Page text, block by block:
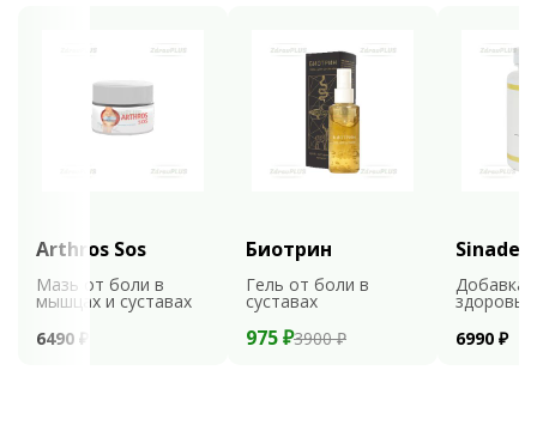
Arthros Sos
Мазь от боли в
мышцах и суставах
6490 ₽
Биотрин
Гель от боли в
суставах
975 ₽3900 ₽
Sinaden
Добавка
здоровья
6990 ₽